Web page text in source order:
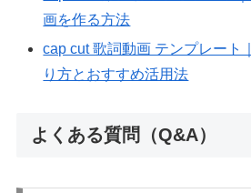
画を作る方法
cap cut 歌詞動画 テンプレート
り方とおすすめ活用法
よくある質問（Q&A）